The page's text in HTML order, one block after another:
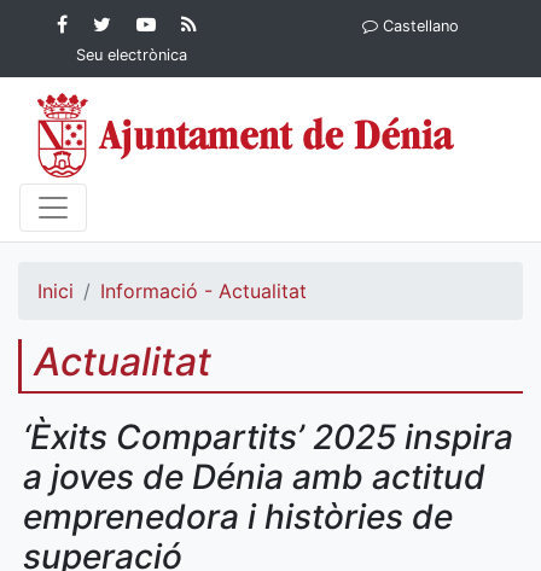
Contingut principalFacebook
Ajuntament de Dénia
Twitter
Ajuntament de
Dénia
YouTube
Ajuntament
de Dénia
Ajuntament
Seu electrònica
Castellano
Inici Informació - Actualitat
Actualitat
‘Èxits Compartits’ 2025 inspira
a joves de Dénia amb actitud
emprenedora i històries de
superació